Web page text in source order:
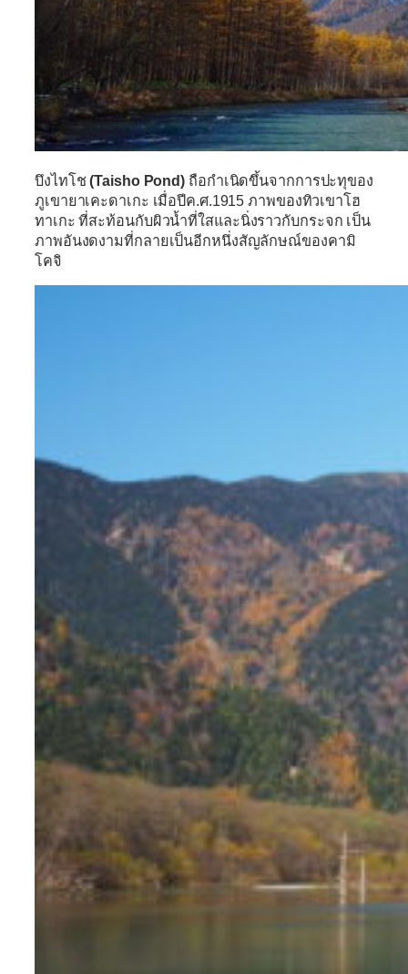
บึงไทโช(Taisho Pond) ถือกำเนิดขึ้นจากการปะทุของ
ภูเขายาเคะดาเกะ เมื่อปีค.ศ.1915 ภาพของทิวเขาโฮ
ทาเกะ ที่สะท้อนกับผิวน้ำที่ใสและนิ่งราวกับกระจก เป็น
ภาพอันงดงามที่กลายเป็นอีกหนึ่งสัญลักษณ์ของคามิ
โคจิ